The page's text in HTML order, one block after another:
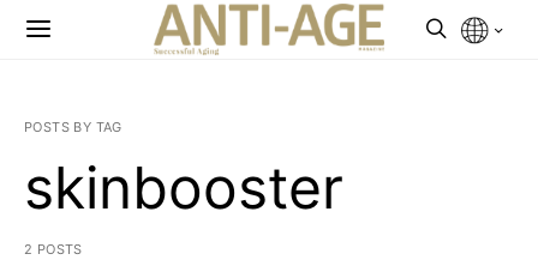
POSTS BY TAG
skinbooster
2 POSTS